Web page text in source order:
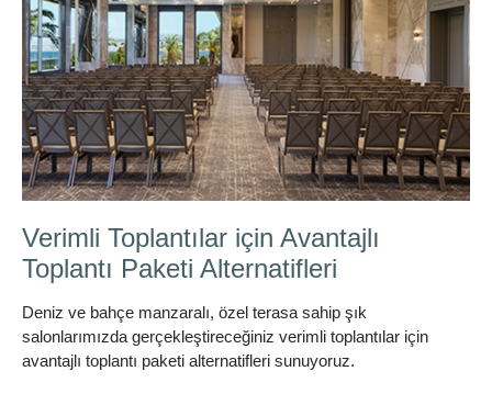
Bisikletle Bölgenin Güzelliklerini
Keşfedin
Bisikletle Bölge güzelliklerini keşfedin